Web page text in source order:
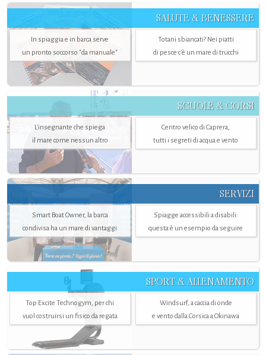
SALUTE & BENESSERE
In spiaggia e in barca serve
un pronto soccorso "da manuale"
Totani sbiancati? Nei piatti
di pesce c'è un mare di trucchi
SCUOLE & CORSI
L'insegnante che spiega
il mare come nessun altro
Centro velico di Caprera,
tutti i segreti di acqua e vento
SERVIZI
Smart Boat Owner, la barca
condivisa ha un mare di vantaggi
Spiagge accessibili a disabili:
questa è un esempio da seguire
SPORT & ALLENAMENTO
Top Excite Technogym, per chi
vuol costruirsi un fisico da regata
Windsurf, a caccia di onde
e vento dalla Corsica a Okinawa